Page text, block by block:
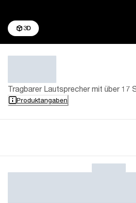
3D
Tragbarer Lautsprecher mit über 17
Produktangaben